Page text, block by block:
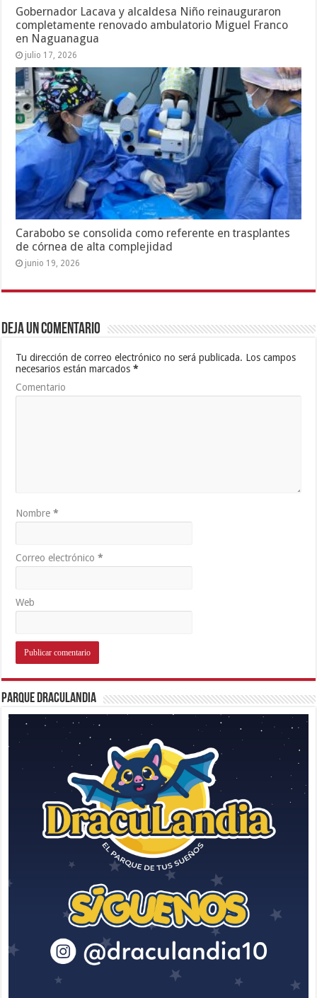
Gobernador Lacava y alcaldesa Niño reinauguraron
completamente renovado ambulatorio Miguel Franco
en Naguanagua
julio 17, 2026
Carabobo se consolida como referente en trasplantes
de córnea de alta complejidad
junio 19, 2026
Deja un comentario
Tu dirección de correo electrónico no será publicada. Los campos
necesarios están marcados*
Comentario
Nombre*
Correo electrónico*
Web
Parque Draculandia